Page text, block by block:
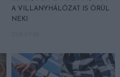
A VILLANYHÁLÓZAT IS ÖRÜL
NEKI